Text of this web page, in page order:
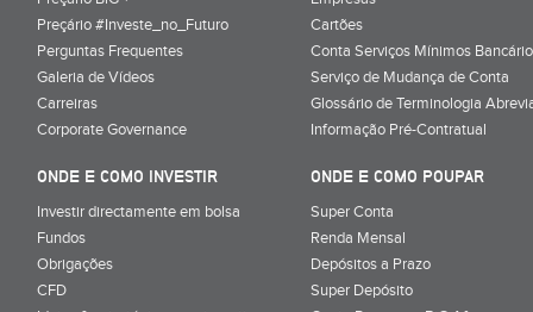
Preçário #Investe_no_Futuro
Perguntas Frequentes
Galeria de Vídeos
Carreiras
Corporate Governance
Cartões
Conta Serviços Mínimos
Serviço de Mudança de Conta
Glossário de Terminologia
Informação Pré-Contratual
ONDE E COMO INVESTIR
Investir directamente em bolsa
Fundos
Obrigações
CFD
ONDE E COMO POUPAR
Super Conta
Renda Mensal
Depósitos a Prazo
Super Depósito